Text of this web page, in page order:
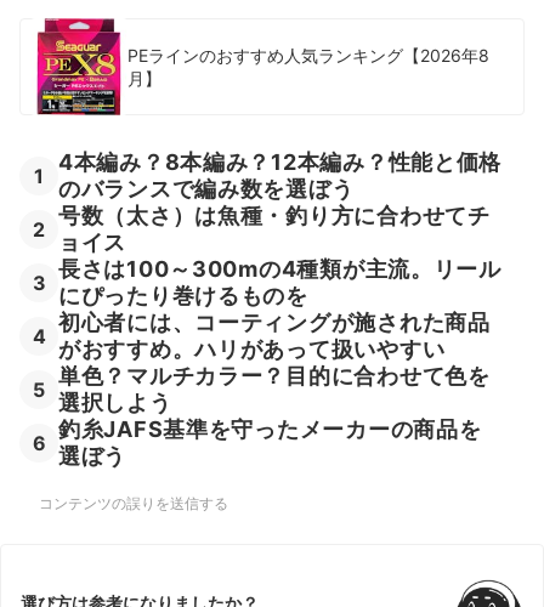
3号のPEラインの売れ筋ランキングもチェック！
PEラインのおすすめ人気ランキング【2026年8
月】
1
4本編み？8本編み？12本編み？性能と価格
のバランスで編み数を選ぼう
2
号数（太さ）は魚種・釣り方に合わせてチ
ョイス
3
長さは100～300mの4種類が主流。リール
にぴったり巻けるものを
4
初心者には、コーティングが施された商品
がおすすめ。ハリがあって扱いやすい
5
単色？マルチカラー？目的に合わせて色を
選択しよう
6
釣糸JAFS基準を守ったメーカーの商品を
選ぼう
コンテンツの誤りを送信する
選び方は参考になりましたか？